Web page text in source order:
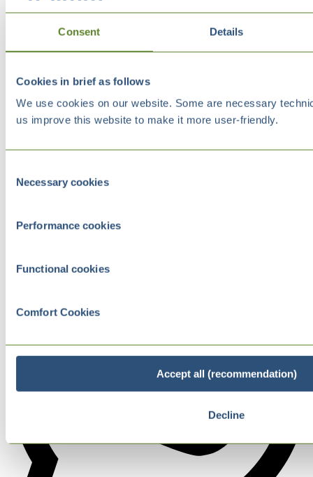
Consent Details
Cookies in brief as follows
We use cookies on our website. Some are necessary
us improve this website to make it more user-friendly.
Selection
Necessary cookies
Performance cookies
Functional cookies
Comfort Cookies
Accept all (recommendation)
Decline